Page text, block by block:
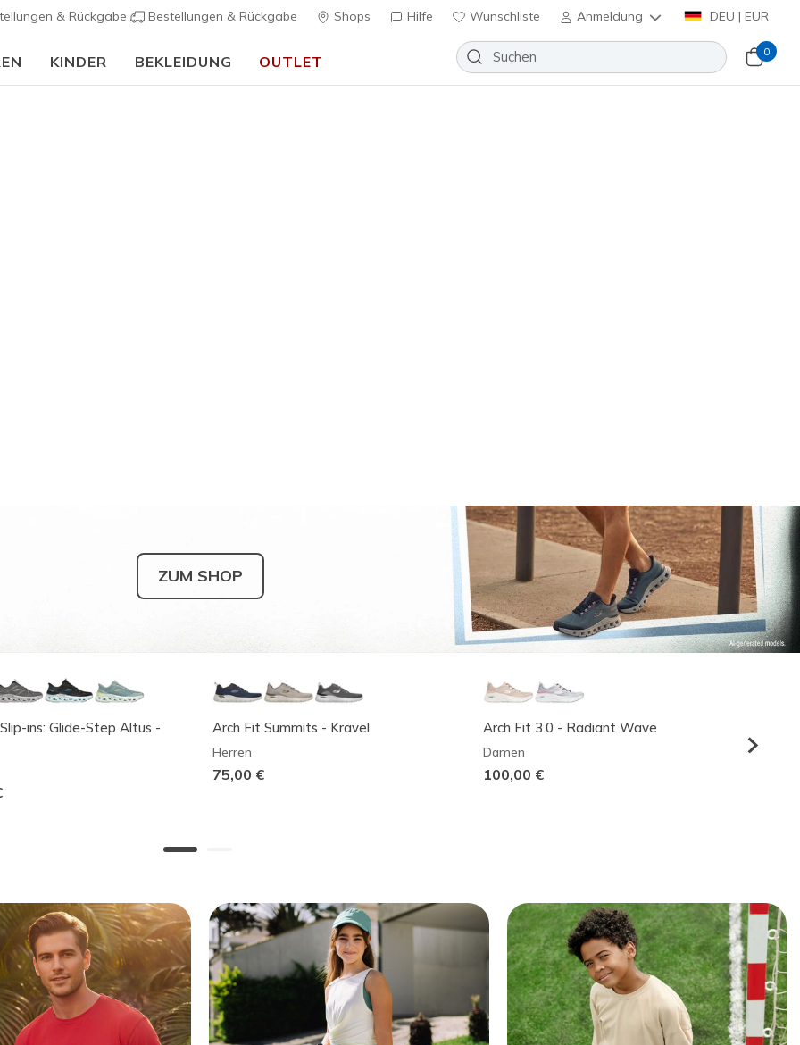
& Rückgabe Bestellungen & Rückgabe Shops Hilfe Wunschliste Anmeldung DEU | EUR
KINDER BEKLEIDUNG OUTLET
0
ZUM SHOP
ins: Glide-Step Altus -
Arch Fit Summits - Kravel
Herren
75,00 €
Arch Fit 3.0 - Radiant Wave
Damen
100,00 €
Herren